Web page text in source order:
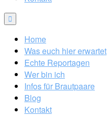
Home
Was euch hier erwartet
Echte Reportagen
Wer bin ich
Infos für Brautpaare
Blog
Kontakt